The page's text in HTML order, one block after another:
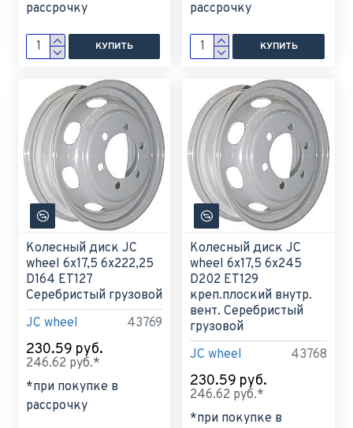
рассрочку
КУПИТЬ
рассрочку
КУПИТЬ
JC wheel 43769
Колесный диск JC
wheel 6x17,5 6x222,25
D164 ET127
Серебристый грузовой
230.59 руб.
246.62 руб.*
*при покупке в
рассрочку
JC wheel 43768
Колесный диск JC
wheel 6x17,5 6x245
D202 ET129
креп.плоский внутр.
вент. Серебристый
грузовой
230.59 руб.
246.62 руб.*
*при покупке в